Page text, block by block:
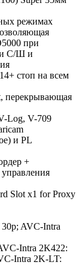
режимах
при
С/Ш и
стоп на всем
перекрывающая
Log, V-709
и PL
+
управления
Slot x1 for Proxy
AVC-Intra
Intra 2K422:
Intra 2K-LT: